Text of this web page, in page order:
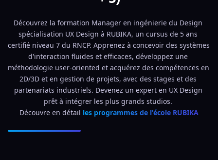
Découvrez la formation Manager en ingénierie du Design
spécialisation UX Design à RUBIKA, un cursus de 5 ans
certifié niveau 7 du RNCP. Apprenez à concevoir des systèmes
d'interaction fluides et efficaces, développez une
méthodologie user-oriented et acquérez des compétences en
2D/3D et en gestion de projets, avec des stages et des
partenariats industriels. Devenez un expert en UX Design
prêt à intégrer les plus grands studios.
Découvre en détail les programmes de l'école RUBIKA